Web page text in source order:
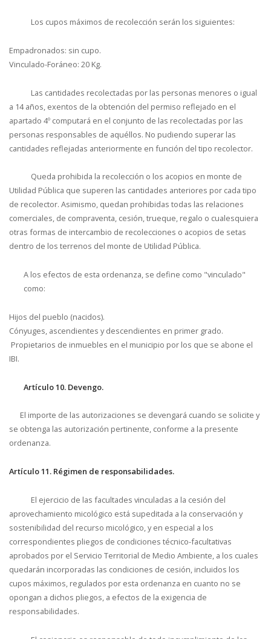
Los cupos máximos de recolección serán los siguientes:
Empadronados: sin cupo.
Vinculado-Foráneo: 20 Kg.
Las cantidades recolectadas por las personas menores o igual
a 14 años, exentos de la obtención del permiso reflejado en el
apartado 4º computará en el conjunto de las recolectadas por las
personas responsables de aquéllos. No pudiendo superar las
cantidades reflejadas anteriormente en función del tipo recolector.
Queda prohibida la recolección o los acopios en monte de
Utilidad Pública que superen las cantidades anteriores por cada tipo
de recolector. Asimismo, quedan prohibidas todas las relaciones
comerciales, de compraventa, cesión, trueque, regalo o cualesquiera
otras formas de intercambio de recolecciones o acopios de setas
dentro de los terrenos del monte de Utilidad Pública.
A los efectos de esta ordenanza, se define como "vinculado"
como:
Hijos del pueblo (nacidos).
Cónyuges, ascendientes y descendientes en primer grado.
Propietarios de inmuebles en el municipio por los que se abone el
IBI.
Artículo 10. Devengo.
El importe de las autorizaciones se devengará cuando se solicite y
se obtenga las autorización pertinente, conforme a la presente
ordenanza.
Artículo 11. Régimen de responsabilidades.
El ejercicio de las facultades vinculadas a la cesión del
aprovechamiento micológico está supeditada a la conservación y
sostenibilidad del recurso micológico, y en especial a los
correspondientes pliegos de condiciones técnico-facultativas
aprobados por el Servicio Territorial de Medio Ambiente, a los cuales
quedarán incorporadas las condiciones de cesión, incluidos los
cupos máximos, regulados por esta ordenanza en cuanto no se
opongan a dichos pliegos, a efectos de la exigencia de
responsabilidades.